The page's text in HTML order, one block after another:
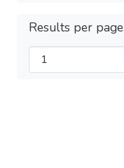
Results per page